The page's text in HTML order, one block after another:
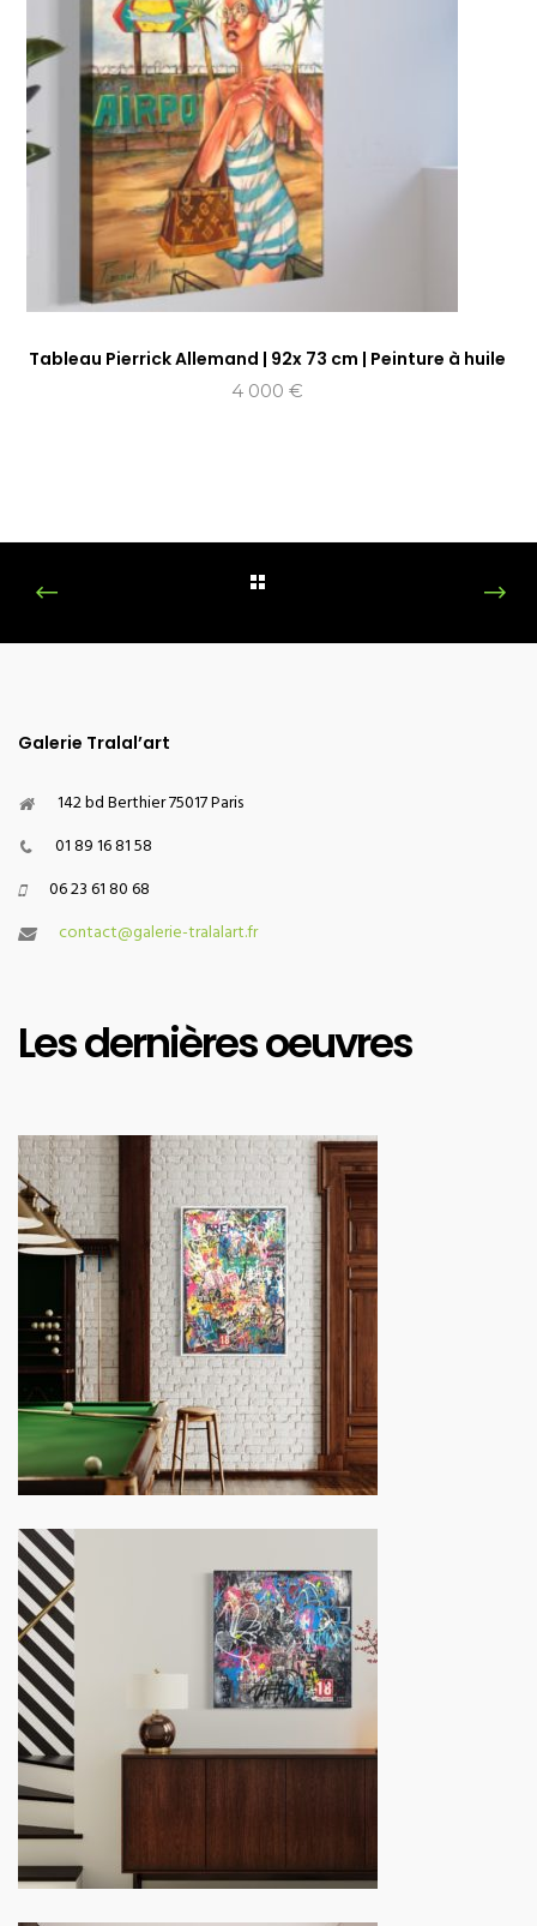
Tableau Pierrick Allemand | 92x 73 cm | Peinture à huile
4 000€
Galerie Tralal’art
142 bd Berthier 75017 Paris
01 89 16 81 58
06 23 61 80 68
contact@galerie-tralalart.fr
Les dernières oeuvres